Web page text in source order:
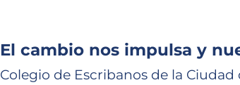
El cambio nos impulsa y
Colegio de Escribanos de la Ciudad